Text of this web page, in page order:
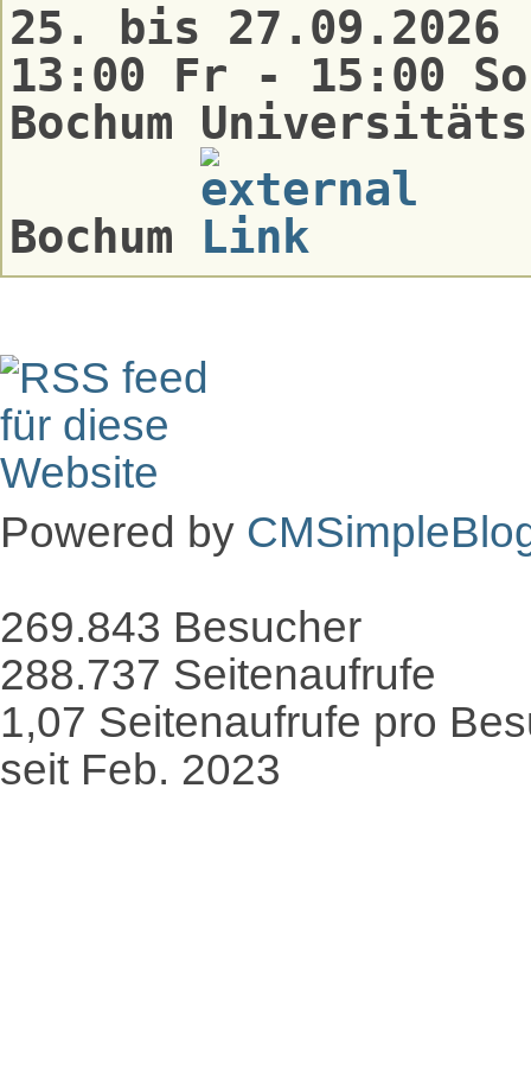
25. bis 27.09.2026
13:00 Fr - 15:00
Bochum
Bochum
Powered by
269.843 Besucher
288.737 Seitenaufrufe
1,07 Seitenaufrufe pro
seit Feb. 2023